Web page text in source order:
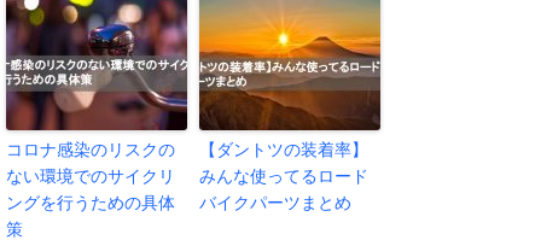
コロナ感染のリスクの
ない環境でのサイクリ
ングを行うための具体
策
【ダントツの装着率】
みんな使ってるロード
バイクパーツまとめ